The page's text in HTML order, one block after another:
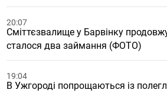
20:07
Сміттєзвалище у Барвінку
сталося два займання (ФОТО)
19:04
В Ужгороді попрощаються із